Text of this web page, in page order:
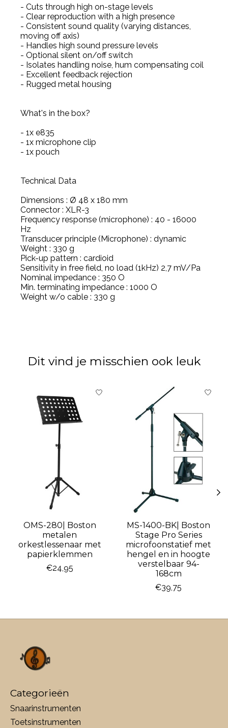
- Cuts through high on-stage levels
- Clear reproduction with a high presence
- Consistent sound quality (varying distances,
moving off axis)
- Handles high sound pressure levels
- Optional silent on/off switch
- Isolates handling noise, hum compensating coil
- Excellent feedback rejection
- Rugged metal housing
What's in the box?
- 1x e835
- 1x microphone clip
- 1x pouch
Technical Data
Dimensions : Ø 48 x 180 mm
Connector : XLR-3
Frequency response (microphone) : 40 - 16000
Hz
Transducer principle (Microphone) : dynamic
Weight : 330 g
Pick-up pattern : cardioid
Sensitivity in free field, no load (1kHz) 2,7 mV/Pa
Nominal impedance : 350 O
Min. terminating impedance : 1000 O
Weight w/o cable : 330 g
Dit vind je misschien ook leuk
Items van productcarrousel
OMS-280| Boston
metalen
orkestlessenaar met
papierklemmen
€24,95
MS-1400-BK| Boston
Stage Pro Series
microfoonstatief met
hengel en in hoogte
verstelbaar 94-
168cm
€39,75
Categorieën
Snaarinstrumenten
Toetsinstrumenten